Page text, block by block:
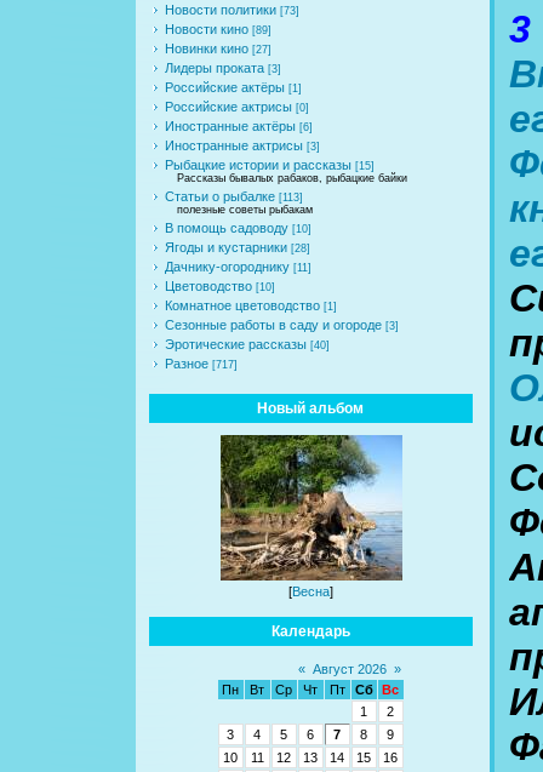
Новости политики [73]
Новости кино [89]
Новинки кино [27]
Лидеры проката [3]
Российские актёры [1]
Российские актрисы [0]
Иностранные актёры [6]
Иностранные актрисы [3]
Рыбацкие истории и рассказы [15]
Рассказы бывалых рабаков, рыбацкие байки
Статьи о рыбалке [113]
полезные советы рыбакам
В помощь садоводу [10]
Ягоды и кустарники [28]
Дачнику-огороднику [11]
Цветоводство [10]
Комнатное цветоводство [1]
Сезонные работы в саду и огороде [3]
Эротические рассказы [40]
Разное [717]
Новый альбом
[Весна]
Календарь
« Август 2026 »
Пн
Вт Ср Чт Пт Сб
Вс
1
2
3
4 5 6 7 8
9
10
11 12 13 14 15
16
3